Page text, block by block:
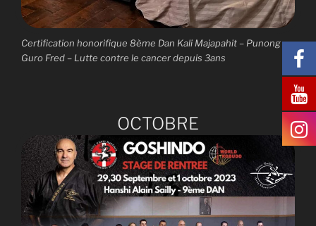
Certification honorifique 8ème Dan Kali Majapahit – Punong
Guro Fred – Lutte contre le cancer depuis 3ans
OCTOBRE